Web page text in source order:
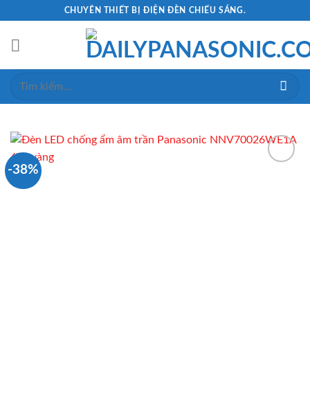
content
CHUYÊN THIẾT BỊ ĐIỆN ĐÈN CHIẾU SÁNG.
Tìm
-38%